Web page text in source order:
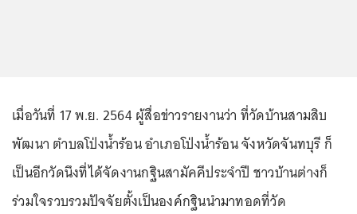
เมื่อวันที่ 17 พ.ย. 2564 ผู้สื่อข่าวรายงานว่า ที่วัดบ้านสามสิบ
พัฒนา ตำบลโป่งน้ำร้อน อำเภอโป่งน้ำร้อน จังหวัดจันทบุรี ก็
เป็นอีกวัดนึงที่ได้จัดงานกฐินสามัคคีประจำปี ชาวบ้านต่างก็
ร่วมใจรวบรวมปัจจัยตั้งเป็นองค์กฐินนำมาทอดที่วัด